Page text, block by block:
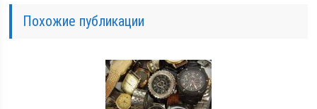
Похожие публикации